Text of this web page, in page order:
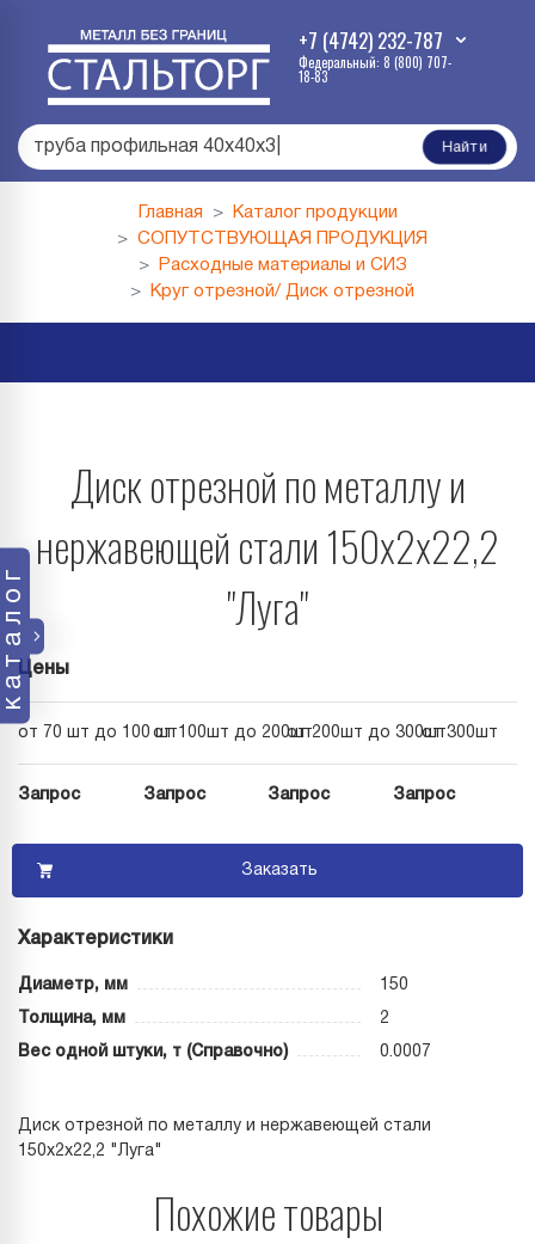
+7 (4742) 232-787
Федеральный: 8 (800) 707-
18-83
труба профильная 40х40х3 Найти
каталог
Главная
Каталог продукции
СОПУТСТВУЮЩАЯ ПРОДУКЦИЯ
Расходные материалы и СИЗ
Круг отрезной/ Диск отрезной
Диск отрезной по металлу и
нержавеющей стали 150х2х22,2
"Луга"
Цены
от 70 шт до 100 штот 100шт до 200штот 200шт до 300штот 300шт
Запрос Запрос Запрос Запрос
Заказать
Характеристики
Диаметр, мм 150
Толщина, мм 2
Вес одной штуки, т (Справочно) 0.0007
Диск отрезной по металлу и нержавеющей стали
150х2х22,2 "Луга"
Похожие товары